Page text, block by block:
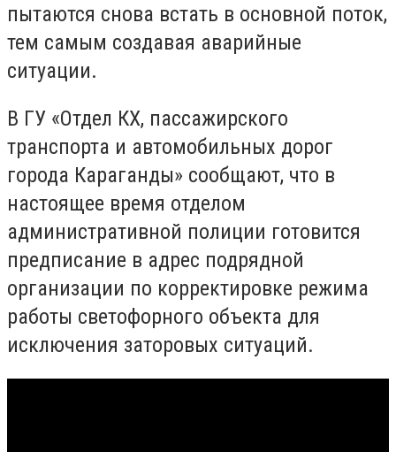
пытаются снова встать в основной поток,
тем самым создавая аварийные
ситуации.
В ГУ «Отдел КХ, пассажирского
транспорта и автомобильных дорог
города Караганды» сообщают, что в
настоящее время отделом
административной полиции готовится
предписание в адрес подрядной
организации по корректировке режима
работы светофорного объекта для
исключения заторовых ситуаций.